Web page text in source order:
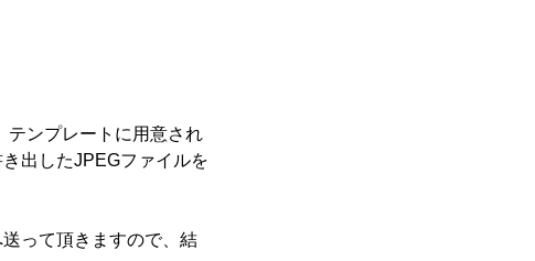
テンプレートに用意され
出したJPEGファイルを
って頂きますので、結